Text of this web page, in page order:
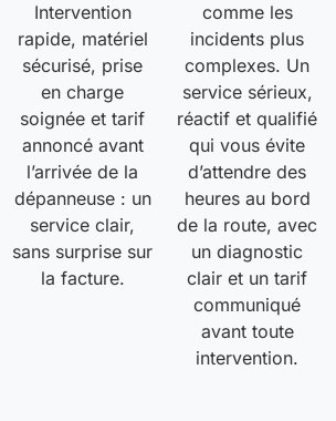
Intervention
rapide, matériel
sécurisé, prise
en charge
soignée et tarif
annoncé avant
l’arrivée de la
dépanneuse : un
service clair,
sans surprise sur
la facture.
comme les
incidents plus
complexes. Un
service sérieux,
réactif et qualifié
qui vous évite
d’attendre des
heures au bord
de la route, avec
un diagnostic
clair et un tarif
communiqué
avant toute
intervention.